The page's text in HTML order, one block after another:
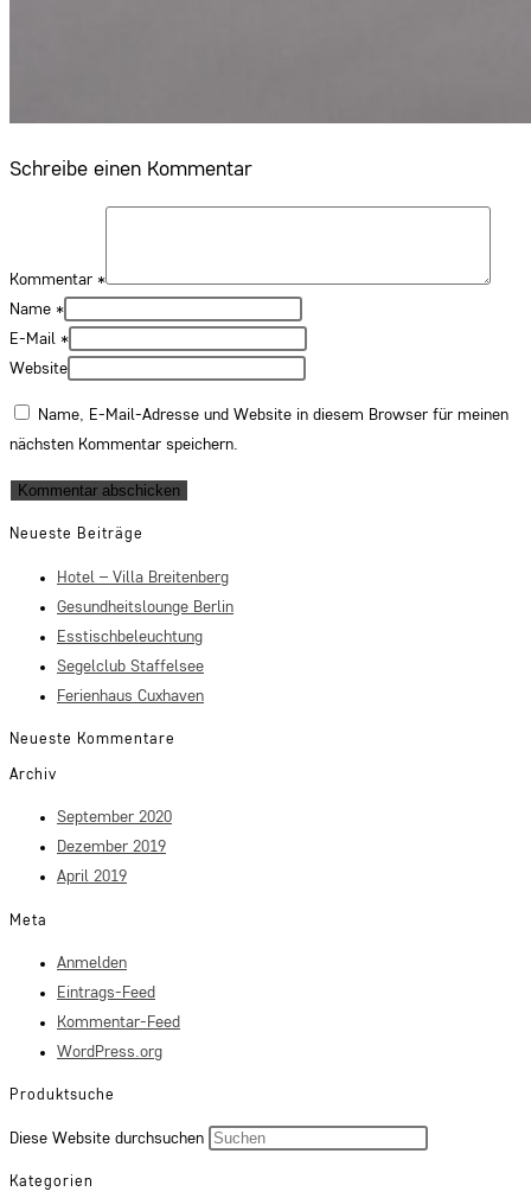
Schreibe einen Kommentar
Kommentar *
Name *
E-Mail *
Website
Name, E-Mail-Adresse und Website in diesem Browser für meinen
nächsten Kommentar speichern.
Neueste Beiträge
Hotel – Villa Breitenberg
Gesundheitslounge Berlin
Esstischbeleuchtung
Segelclub Staffelsee
Ferienhaus Cuxhaven
Neueste Kommentare
Archiv
September 2020
Dezember 2019
April 2019
Meta
Anmelden
Eintrags-Feed
Kommentar-Feed
WordPress.org
Produktsuche
Diese Website durchsuchen
Kategorien